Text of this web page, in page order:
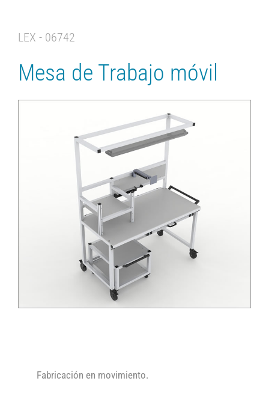
LEX - 06742
Mesa de Trabajo móvil
Fabricación en movimiento.